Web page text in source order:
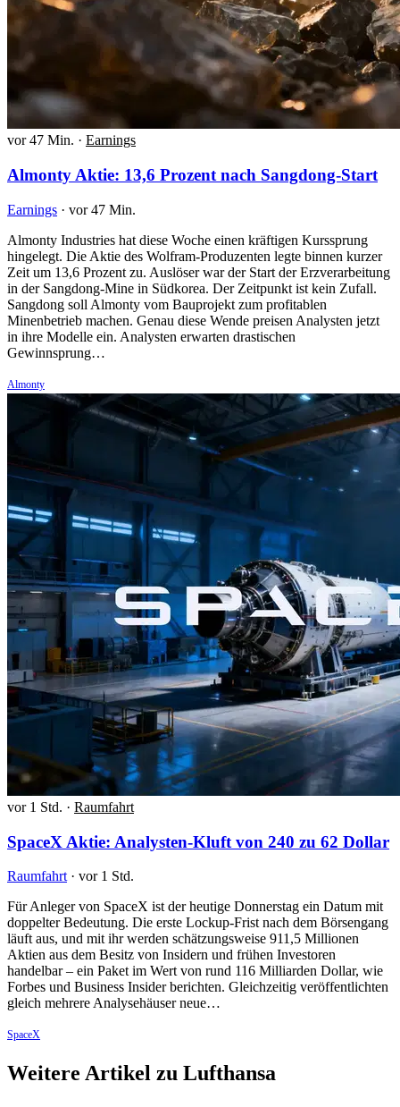
vor 47 Min. · Earnings
Almonty Aktie: 13,6 Prozent nach Sangdong-Start
Earnings · vor 47 Min.
Almonty Industries hat diese Woche einen kräftigen Kurssprung
hingelegt. Die Aktie des Wolfram-Produzenten legte binnen kurzer
Zeit um 13,6 Prozent zu. Auslöser war der Start der Erzverarbeitung
in der Sangdong-Mine in Südkorea. Der Zeitpunkt ist kein Zufall.
Sangdong soll Almonty vom Bauprojekt zum profitablen
Minenbetrieb machen. Genau diese Wende preisen Analysten jetzt
in ihre Modelle ein. Analysten erwarten drastischen
Gewinnsprung…
Almonty
vor 1 Std. · Raumfahrt
SpaceX Aktie: Analysten-Kluft von 240 zu 62 Dollar
Raumfahrt · vor 1 Std.
Für Anleger von SpaceX ist der heutige Donnerstag ein Datum mit
doppelter Bedeutung. Die erste Lockup-Frist nach dem Börsengang
läuft aus, und mit ihr werden schätzungsweise 911,5 Millionen
Aktien aus dem Besitz von Insidern und frühen Investoren
handelbar – ein Paket im Wert von rund 116 Milliarden Dollar, wie
Forbes und Business Insider berichten. Gleichzeitig veröffentlichten
gleich mehrere Analysehäuser neue…
SpaceX
Weitere Artikel zu Lufthansa